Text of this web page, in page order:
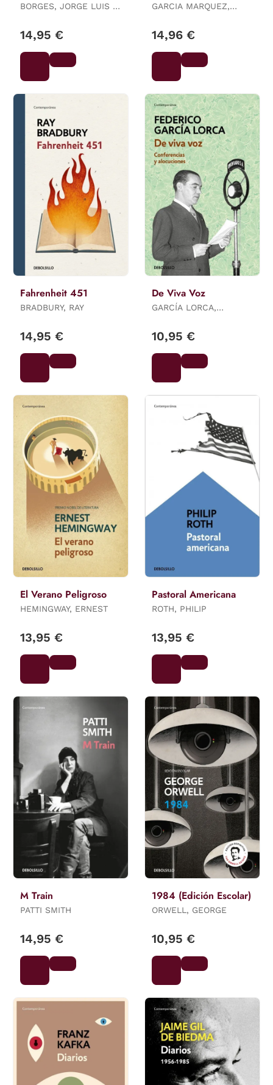
BORGES, JORGE LUIS /
14,95 €
GARCIA MARQUEZ,
14,96 €
Fahrenheit 451
BRADBURY, RAY
14,95 €
De Viva Voz
GARCÍA LORCA,
10,95 €
El Verano Peligroso
HEMINGWAY, ERNEST
13,95 €
Pastoral Americana
ROTH, PHILIP
13,95 €
M Train
PATTI SMITH
14,95 €
1984 (Edición Escolar)
ORWELL, GEORGE
10,95 €